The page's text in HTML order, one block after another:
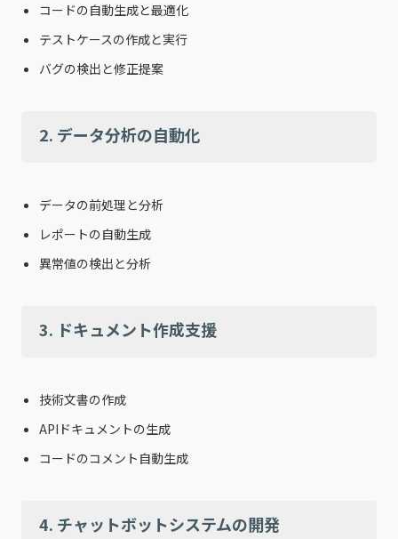
コードの自動生成と最適化
テストケースの作成と実行
バグの検出と修正提案
2. データ分析の自動化
データの前処理と分析
レポートの自動生成
異常値の検出と分析
3. ドキュメント作成支援
技術文書の作成
APIドキュメントの生成
コードのコメント自動生成
4. チャットボットシステムの開発